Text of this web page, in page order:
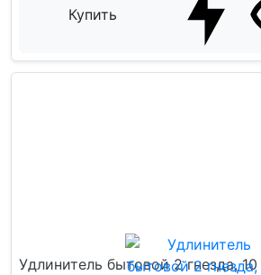
Купить
Удлинитель бытовой 2 гнезда,